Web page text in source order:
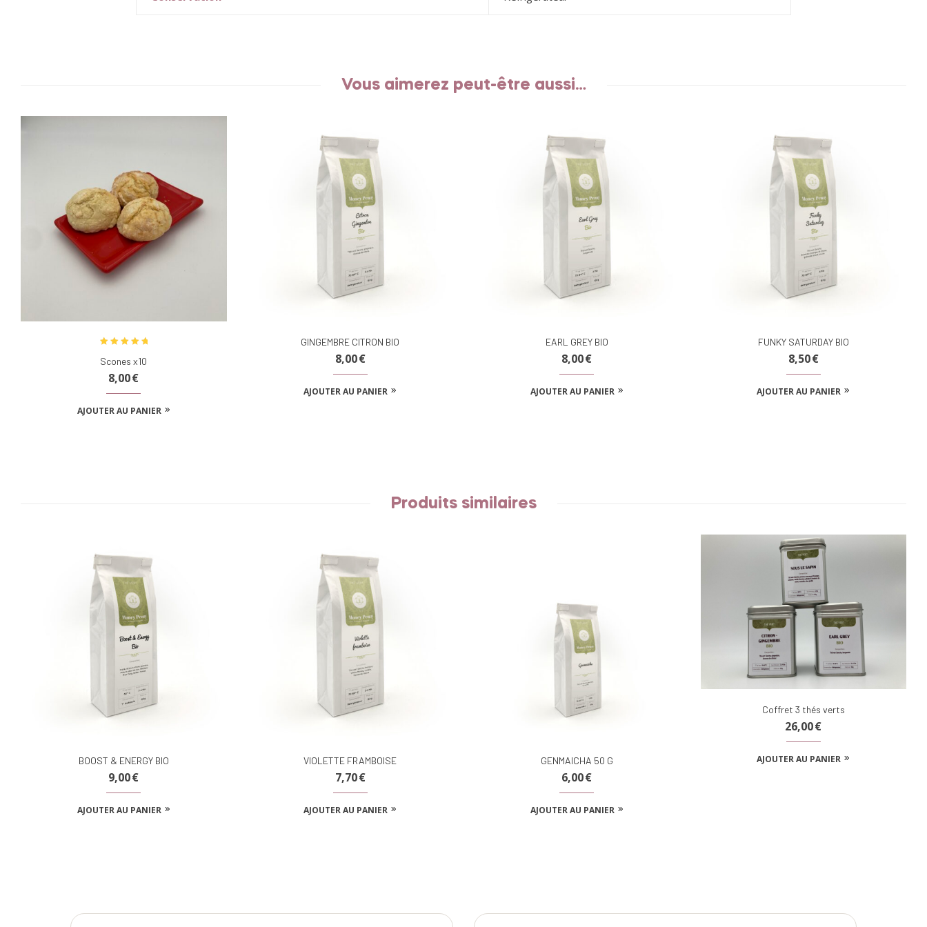
Vous aimerez peut-être aussi…
sur 5
Scones x10
8,00€
AJOUTER AU PANIER
GINGEMBRE CITRON BIO
8,00€
AJOUTER AU PANIER
EARL GREY BIO
8,00€
AJOUTER AU PANIER
FUNKY SATURDAY BIO
8,50€
AJOUTER AU PANIER
Produits similaires
BOOST & ENERGY BIO
9,00€
AJOUTER AU PANIER
VIOLETTE FRAMBOISE
7,70€
AJOUTER AU PANIER
GENMAICHA 50 G
6,00€
AJOUTER AU PANIER
Coffret 3 thés verts
26,00€
AJOUTER AU PANIER